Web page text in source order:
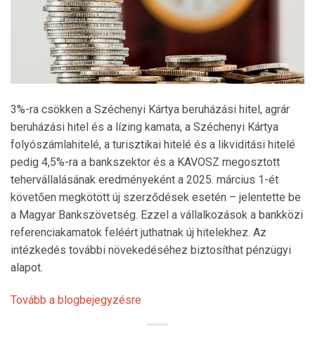
3%-ra csökken a Széchenyi Kártya beruházási hitel, agrár
beruházási hitel és a lízing kamata, a Széchenyi Kártya
folyószámlahitelé, a turisztikai hitelé és a likviditási hitelé
pedig 4,5%-ra a bankszektor és a KAVOSZ megosztott
tehervállalásának eredményeként a 2025. március 1-ét
követően megkötött új szerződések esetén – jelentette be
a Magyar Bankszövetség. Ezzel a vállalkozások a bankközi
referenciakamatok feléért juthatnak új hitelekhez. Az
intézkedés további növekedéséhez biztosíthat pénzügyi
alapot.
Tovább a blogbejegyzésre